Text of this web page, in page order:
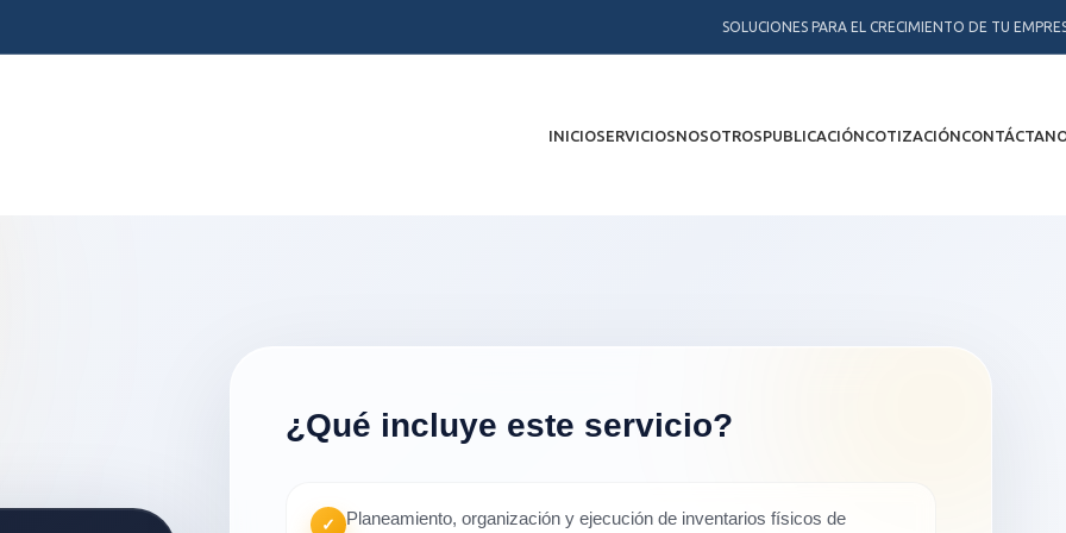
SOLUCIONES PARA EL CRECIMIENTO DE TU
INICIOSERVICIOSNOSOTROSPUBLICACIÓNCOTIZACIÓN
¿Qué incluye este servicio?
✓
Planeamiento, organización y ejecución de inventarios físicos de